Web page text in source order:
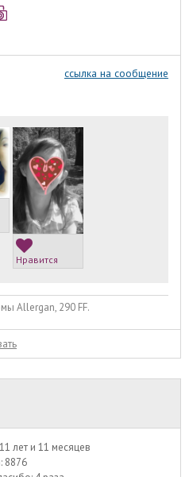
ссылка на сообщение
Нравится
Allergan, 290 FF.
11 лет и 11 месяцев
8876